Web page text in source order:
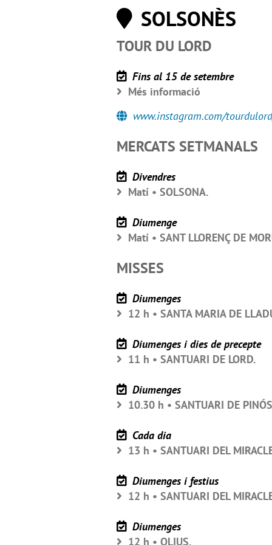
SOLSONÈS
TOUR DU LORD
Fins al 15 de setembre
Més informació
www.instagram.com/
MERCATS SETMANALS
Divendres
Matí • SOLSONA.
Diumenge
Matí • SANT LLORENÇ DE
MISSES
Diumenges
12 h • SANTA MARIA DE
Diumenges i dies de precepte
11 h • SANTUARI DE LORD.
Diumenges
10.30 h • SANTUARI DE
Cada dia
13 h • SANTUARI DEL
Diumenges i festius
12 h • SANTUARI DEL
Diumenges
12 h • OLIUS.